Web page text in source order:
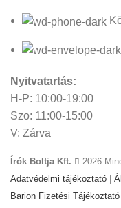
Nyitvatartás:
H-P: 10:00-19:00
Szo: 11:00-15:00
V: Zárva
Írók Boltja Kft.
2026
Adatvédelmi tájékoztató
Barion Fizetési Tájékoztató